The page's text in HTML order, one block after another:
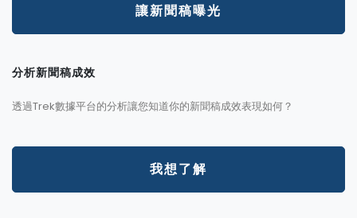
讓新聞稿曝光
分析新聞稿成效
透過Trek數據平台的分析讓您知道你的新聞稿成效表現如何？
我想了解